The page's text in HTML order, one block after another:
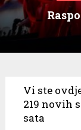
Vi ste
219 novih
sata